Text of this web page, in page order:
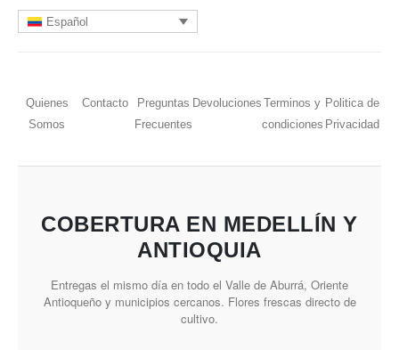
Español
Quienes
Somos
Contacto
Preguntas
Frecuentes
Devoluciones Terminos y
condiciones
Politica de
Privacidad
COBERTURA EN MEDELLÍN Y
ANTIOQUIA
Entregas el mismo día en todo el Valle de Aburrá, Oriente
Antioqueño y municipios cercanos. Flores frescas directo de
cultivo.